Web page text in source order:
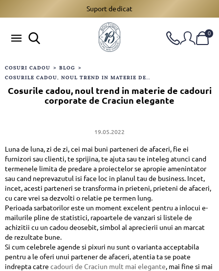
Suport dedicat
0
COSURI CADOU > BLOG >
COSURILE CADOU, NOUL TREND IN MATERIE DE CADOURI CORPORATE DE CRACIUN ELEGANTE
Cosurile cadou, noul trend in materie de cadouri
corporate de Craciun elegante
19.05.2022
Luna de luna, zi de zi, cei mai buni parteneri de afaceri, fie ei
furnizori sau clienti, te sprijina, te ajuta sau te inteleg atunci cand
termenele limita de predare a proiectelor se apropie amenintator
sau cand neprevazutul isi face loc in planul tau de business. Incet,
incet, acesti parteneri se transforma in prieteni, prieteni de afaceri,
cu care vrei sa dezvolti o relatie pe termen lung.
Perioada sarbatorilor este un moment excelent pentru a inlocui e-
mailurile pline de statistici, rapoartele de vanzari si listele de
achizitii cu un cadou deosebit, simbol al aprecierii unui an marcat
de rezultate bune.
Si cum celebrele agende si pixuri nu sunt o varianta acceptabila
pentru a le oferi unui partener de afaceri, atentia ta se poate
indrepta catrecadouri de Craciun mult mai elegante, mai fine si mai